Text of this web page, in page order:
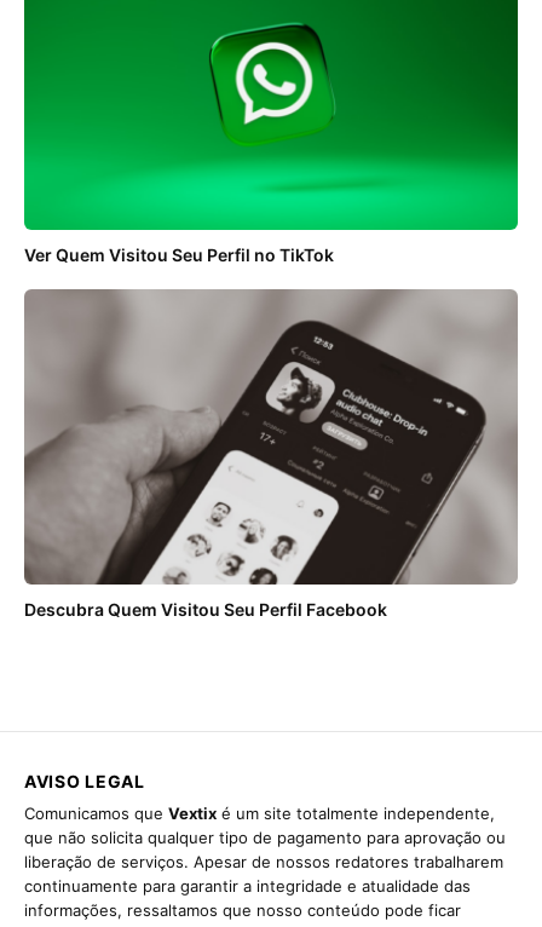
Ver Quem Visitou Seu Perfil no TikTok
Descubra Quem Visitou Seu Perfil Facebook
AVISO LEGAL
Comunicamos que Vextix é um site totalmente independente,
que não solicita qualquer tipo de pagamento para aprovação ou
liberação de serviços. Apesar de nossos redatores trabalharem
continuamente para garantir a integridade e atualidade das
informações, ressaltamos que nosso conteúdo pode ficar